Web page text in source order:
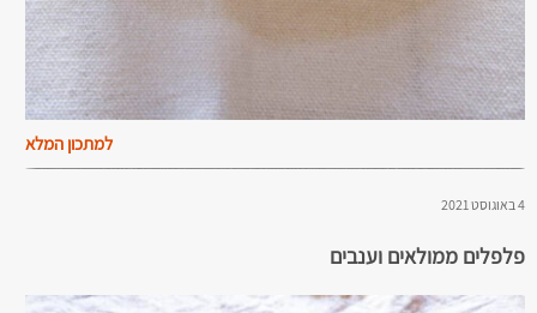
למתכון המלא
4 באוגוסט 2021
פלפלים ממולאים וענבים